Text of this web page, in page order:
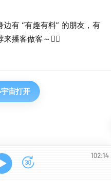
有 “有趣有料” 的朋友，有
播客做客～🙋‍♀️
宙打开
102:14